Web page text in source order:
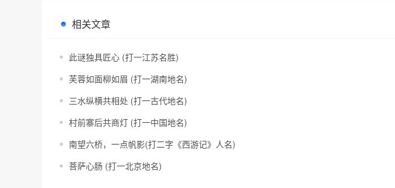
相关文章
此谜独具匠心 (打一江苏名胜)
芙蓉如面柳如眉 (打一湖南地名)
三水纵横共相处 (打一古代地名)
村前寨后共商灯 (打一中国地名)
南望六桥，一点帆影(打二字《西游记》人名)
菩萨心肠 (打一北京地名)